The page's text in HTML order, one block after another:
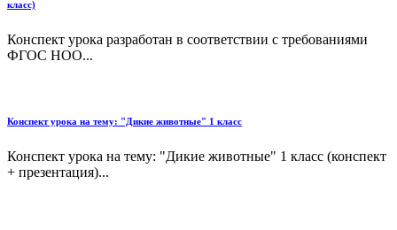
класс)
Конспект урока разработан в соответствии с требованиями
ФГОС НОО...
Конспект урока на тему: "Дикие животные" 1 класс
Конспект урока на тему: "Дикие животные" 1 класс (конспект
+ презентация)...